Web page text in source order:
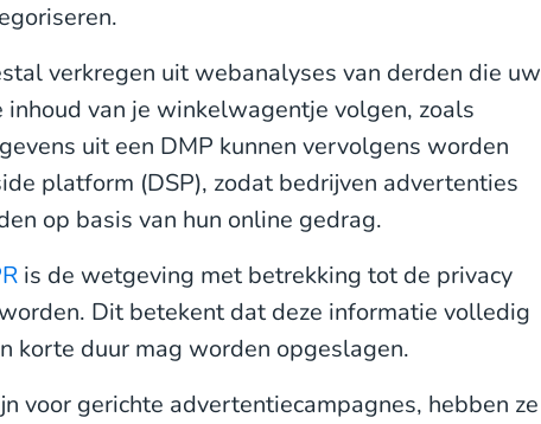
verkregen uit webanalyses van derden die uw
van je winkelwagentje volgen, zoals
uit een DMP kunnen vervolgens worden
platform (DSP), zodat bedrijven advertenties
op basis van hun online gedrag.
is de wetgeving met betrekking tot de privacy
Dit betekent dat deze informatie volledig
korte duur mag worden opgeslagen.
voor gerichte advertentiecampagnes, hebben ze